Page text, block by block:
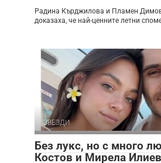
Радина Кърджилова и Пламен
доказаха, че най-ценните летни
ЗВЕЗДИ
Без лукс, но с много
Костов и Мирела